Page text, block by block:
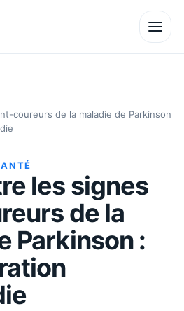
coureurs de la maladie de Parkinson
les signes
de la
Parkinson :